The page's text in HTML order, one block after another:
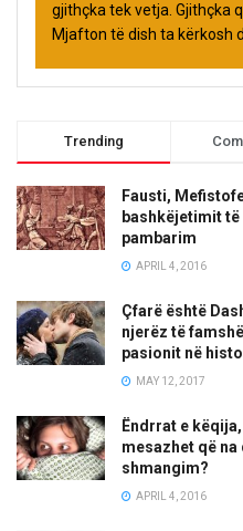
gjithçka tek vetja. Gjithçka
Mjafton të dish ta kërkosh
Trending
Fausti,
bashkëjetimit
pambarim
APRIL 4, 2016
Çfarë është
njerëz të
pasionit në
MAY 12, 2017
Ëndrrat e
mesazhet që na
shmangim?
APRIL 4, 2016